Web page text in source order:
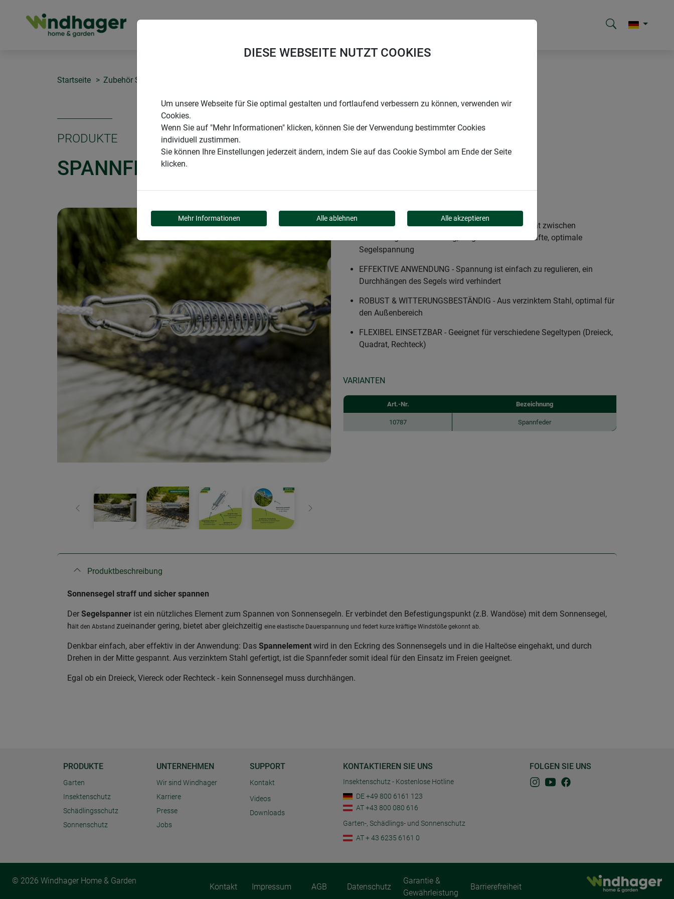
Startseite Zubehör Sonnensegel
PRODUKTE
SPANNFEDER
Zurück Weiter
STRAFF & SICHER SPANNEN - Verbindungselement zwischen
Sonnensegel und Halterung; sorgt für eine dauerhafte, optimale
Segelspannung
EFFEKTIVE ANWENDUNG - Spannung ist einfach zu regulieren, ein
Durchhängen des Segels wird verhindert
ROBUST & WITTERUNGSBESTÄNDIG - Aus verzinktem Stahl, optimal für
den Außenbereich
FLEXIBEL EINSETZBAR - Geeignet für verschiedene Segeltypen (Dreieck,
Quadrat, Rechteck)
VARIANTEN
Art.-Nr. Bezeichnung
10787 Spannfeder
Produktbeschreibung
Sonnensegel straff und sicher spannen
Der Segelspanner ist ein nützliches Element zum Spannen von Sonnensegeln. Er verbindet den Befestigungspunkt (z.B. Wandöse) mit dem Sonnensegel,
hält den Abstand zueinander gering, bietet aber gleichzeitig eine elastische Dauerspannung und federt kurze kräftige Windstöße gekonnt ab.
Denkbar einfach, aber effektiv in der Anwendung: Das Spannelement wird in den Eckring des Sonnensegels und in die Halteöse eingehakt, und durch
Drehen in der Mitte gespannt. Aus verzinktem Stahl gefertigt, ist die Spannfeder somit ideal für den Einsatz im Freien geeignet.
Egal ob ein Dreieck, Viereck oder Rechteck - kein Sonnensegel muss durchhängen.
PRODUKTE
Garten
Insektenschutz
Schädlingsschutz
Sonnenschutz
UNTERNEHMEN
Wir sind Windhager
Karriere
Presse
Jobs
SUPPORT
Kontakt
Videos
Downloads
KONTAKTIEREN SIE UNS
Insektenschutz - Kostenlose Hotline
DE +49 800 6161 123
AT +43 800 080 616
Garten-, Schädlings- und Sonnenschutz
AT + 43 6235 6161 0
FOLGEN SIE UNS
© 2026 Windhager Home & Garden
Kontakt Impressum AGB Datenschutz
Garantie &
Gewährleistung
Barrierefreiheit
DIESE WEBSEITE NUTZT COOKIES
Um unsere Webseite für Sie optimal gestalten und fortlaufend verbessern zu können, verwenden wir
Cookies.
Wenn Sie auf "Mehr Informationen" klicken, können Sie der Verwendung bestimmter Cookies
individuell zustimmen.
Sie können Ihre Einstellungen jederzeit ändern, indem Sie auf das Cookie Symbol am Ende der Seite
klicken.
Mehr Informationen Alle ablehnen Alle akzeptieren